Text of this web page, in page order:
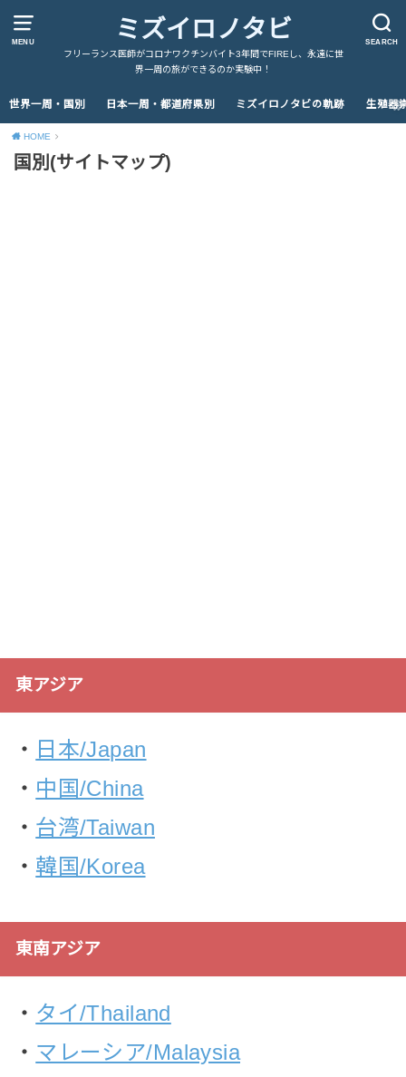
MENU SEARCH
ミズイロノタビ
フリーランス医師がコロナワクチンバイト3年間でFIREし、永遠に世
界一周の旅ができるのか実験中！
世界一周・国別 日本一周・都道府県別 ミズイロノタビの軌跡 生殖器
HOME
国別(サイトマップ)
東アジア
・ 日本/Japan
・ 中国/China
・ 台湾/Taiwan
・ 韓国/Korea
東南アジア
・ タイ/Thailand
・ マレーシア/Malaysia